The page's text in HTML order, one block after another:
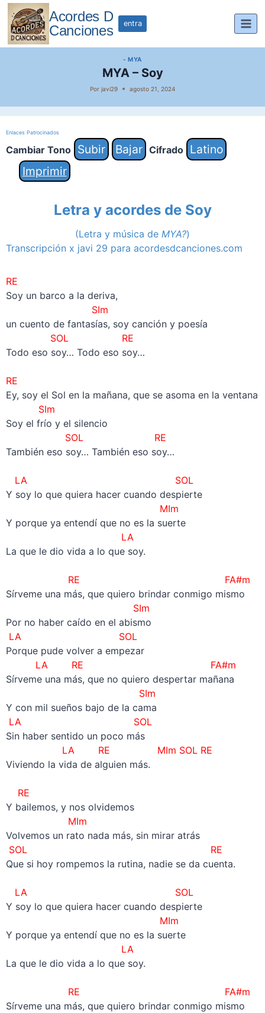
Saltar
contenido
Acordes D
Canciones
entra
- MYA
MYA – Soy
Por javi29 agosto 21, 2024
Enlaces Patrocinados
Cambiar Tono Subir Bajar Cifrado
Latino
Imprimir
Letra y acordes de Soy
(Letra y música de MYA?)
Transcripción x javi 29 para acordesdcanciones.com
RE
Soy un barco a la deriva,
SIm
un cuento de fantasías, soy canción y poesía
SOL RE
Todo eso soy… Todo eso soy…
RE
Ey, soy el Sol en la mañana, que se asoma en la ventana
SIm
Soy el frío y el silencio
SOL RE
También eso soy… También eso soy…
LA SOL
Y soy lo que quiera hacer cuando despierte
MIm
Y porque ya entendí que no es la suerte
LA
La que le dio vida a lo que soy.
RE FA#m
Sírveme una más, que quiero brindar conmigo mismo
SIm
Por no haber caído en el abismo
LA SOL
Porque pude volver a empezar
LA RE FA#m
Sírveme una más, que no quiero despertar mañana
SIm
Y con mil sueños bajo de la cama
LA SOL
Sin haber sentido un poco más
LA RE MIm SOL RE
Viviendo la vida de alguien más.
RE
Y bailemos, y nos olvidemos
MIm
Volvemos un rato nada más, sin mirar atrás
SOL RE
Que si hoy rompemos la rutina, nadie se da cuenta.
LA SOL
Y soy lo que quiera hacer cuando despierte
MIm
Y porque ya entendí que no es la suerte
LA
La que le dio vida a lo que soy.
RE FA#m
Sírveme una más, que quiero brindar conmigo mismo